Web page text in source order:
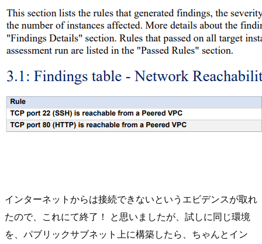
インターネットからは接続できないというエビデンスが取れ
たので、これにて終了！ と思いましたが、試しに同じ環境
を、パブリックサブネット上に構築したら、ちゃんとイン